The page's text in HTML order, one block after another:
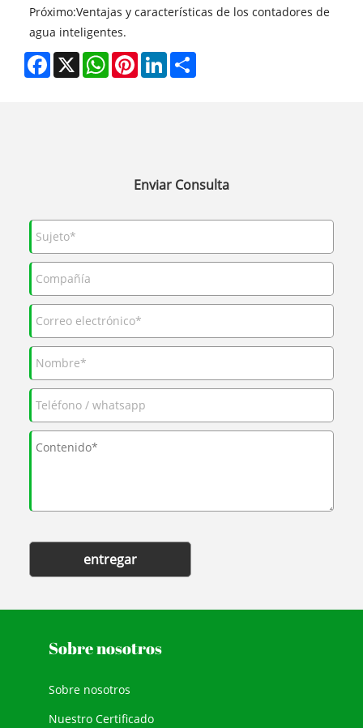
Próximo:Ventajas y características de los contadores de
agua inteligentes.
Facebook
X WhatsAppPinterestLinkedInShare
Enviar Consulta
entregar
Sobre nosotros
Sobre nosotros
Nuestro Certificado